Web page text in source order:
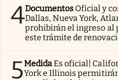
4Documentos Oficial y
Dallas, Nueva York,
prohibirán el ingreso al
este trámite de
5MedidaEs oficial|
York e Illinois